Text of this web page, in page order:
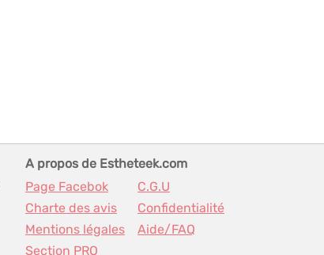
A propos de Estheteek.com
Page Facebok
C.G.U
Charte des avis
Confidentialité
Mentions légales
Aide/FAQ
Section PRO